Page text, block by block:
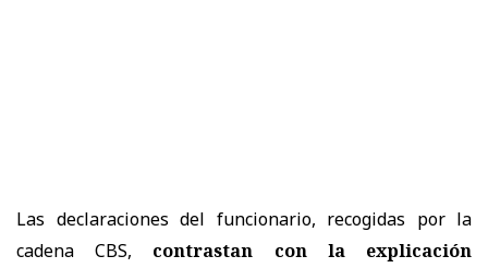
Las declaraciones del funcionario, recogidas por la
cadena CBS, contrastan con la explicación